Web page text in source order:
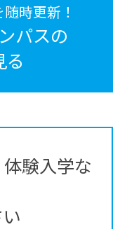
時更新！
パスの
験入学な